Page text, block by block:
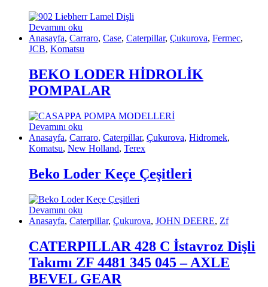
Devamını oku
Anasayfa, Carraro, Case, Caterpillar, Çukurova, Fermec,
JCB, Komatsu
BEKO LODER HİDROLİK
POMPALAR
Devamını oku
Anasayfa, Carraro, Caterpillar, Çukurova, Hidromek,
Komatsu, New Holland, Terex
Beko Loder Keçe Çeşitleri
Devamını oku
Anasayfa, Caterpillar, Çukurova, JOHN DEERE, Zf
CATERPILLAR 428 C İstavroz Dişli
Takımı ZF 4481 345 045 – AXLE
BEVEL GEAR